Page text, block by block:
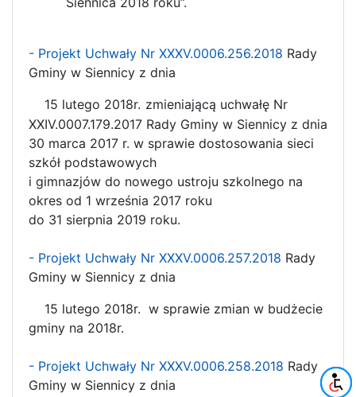
- Projekt Uchwały Nr XXXV.0006.256.2018 Rady
Gminy w Siennicy z dnia
15 lutego 2018r. zmieniającą uchwałę Nr
XXIV.0007.179.2017 Rady Gminy w Siennicy z dnia
30 marca 2017 r. w sprawie dostosowania sieci
szkół podstawowych
i gimnazjów do nowego ustroju szkolnego na
okres od 1 września 2017 roku
do 31 sierpnia 2019 roku.
- Projekt Uchwały Nr XXXV.0006.257.2018 Rady
Gminy w Siennicy z dnia
15 lutego 2018r. w sprawie zmian w budżecie
gminy na 2018r.
- Projekt Uchwały Nr XXXV.0006.258.2018 Rady
Gminy w Siennicy z dnia